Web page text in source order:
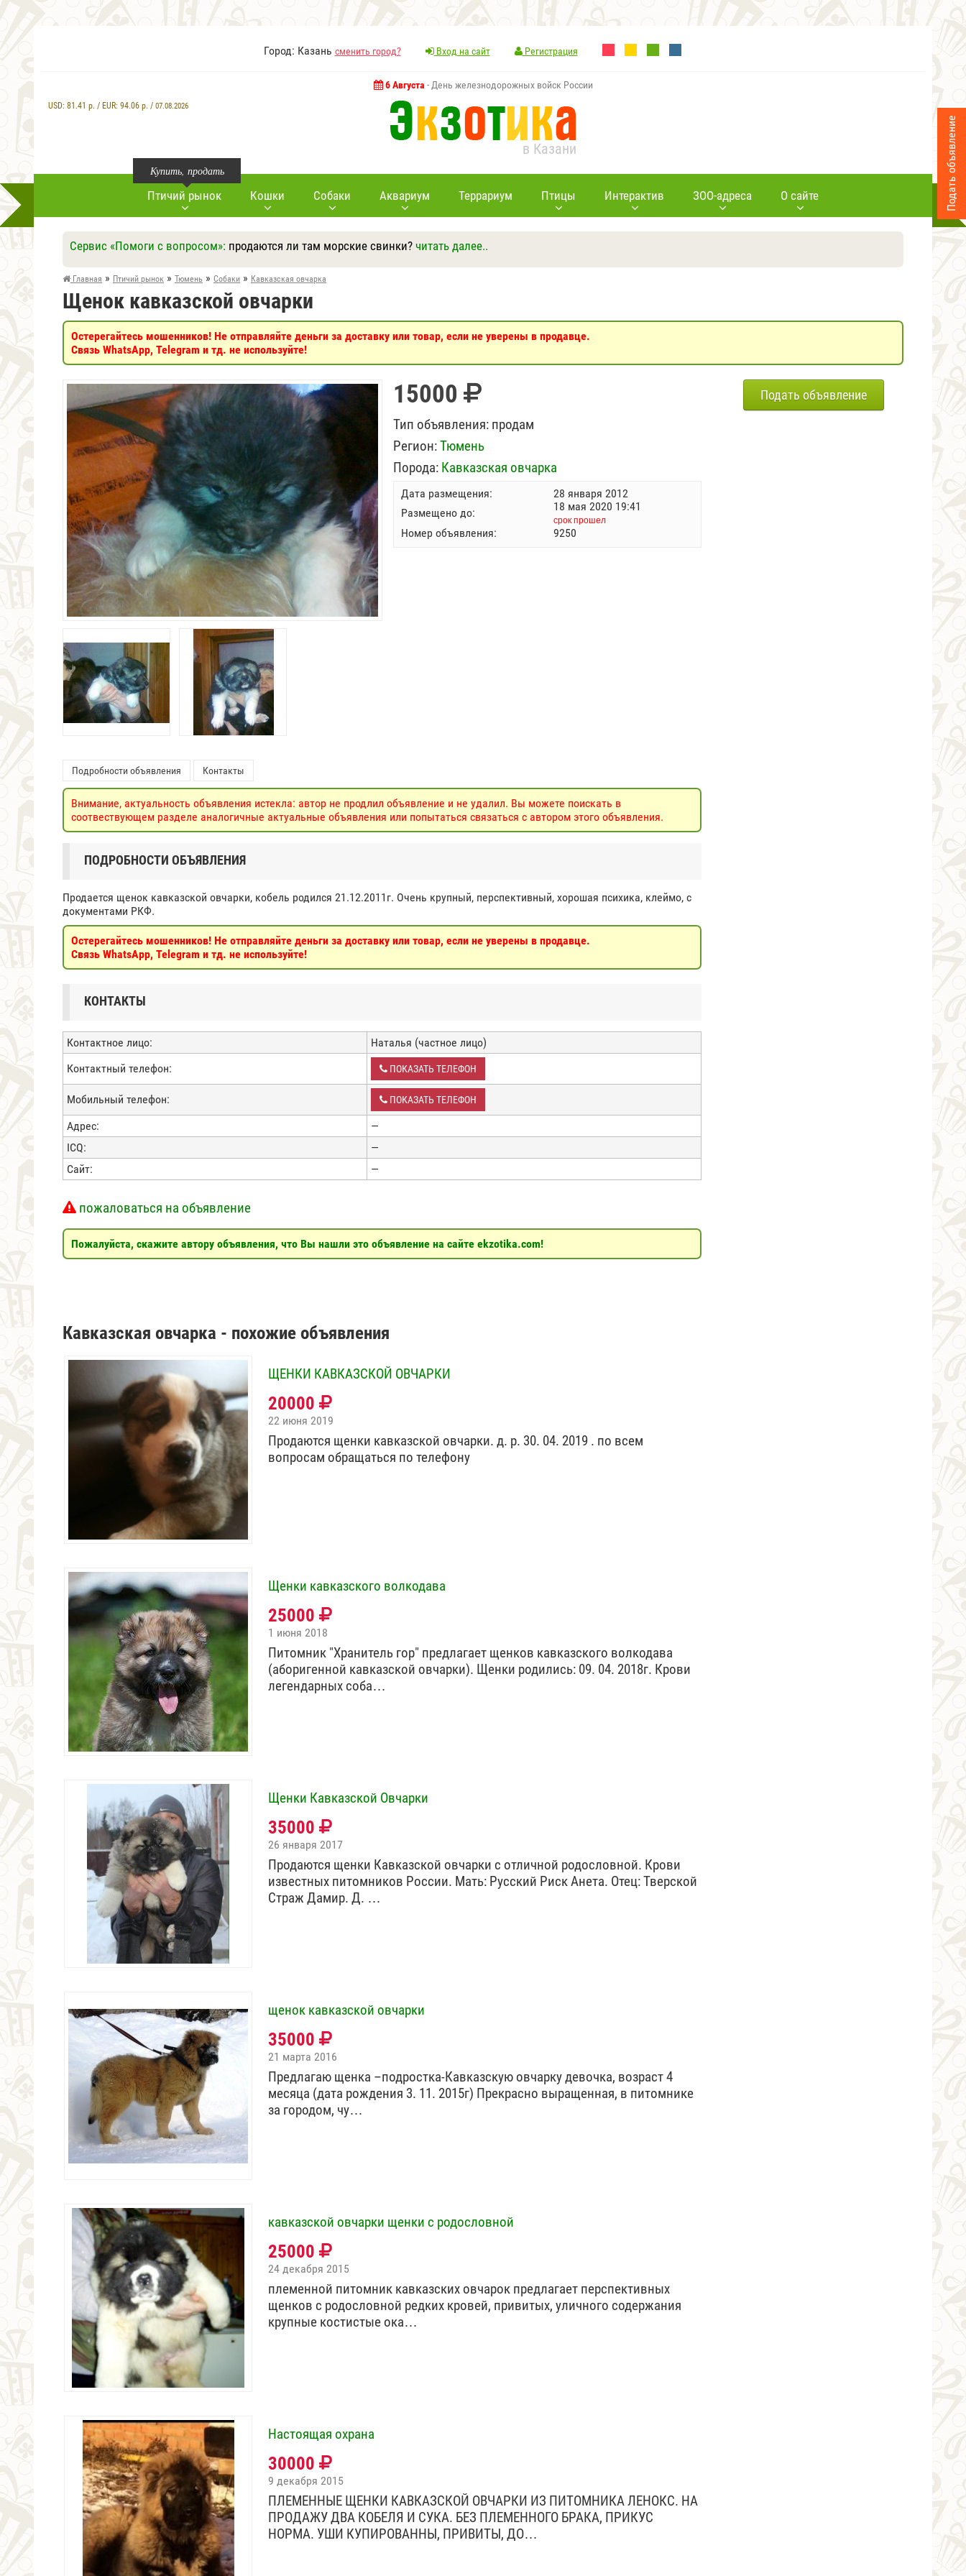
Город: Казань сменить город? Вход на сайт Регистрация
6 Августа - День железнодорожных войск России
USD: 81.41 р. / EUR: 94.06 р. / 07.08.2026
в Казани
Купить, продать
Птичий рынок Кошки Собаки Аквариум Террариум Птицы Интерактив ЗОО-адреса О сайте
Сервис «Помоги с вопросом»: продаются ли там морские свинки? читать далее..
Ответить Другие вопросы
Задать вопрос
Главная » Птичий рынок » Тюмень » Собаки » Кавказская овчарка
Щенок кавказской овчарки
Остерегайтесь мошенников! Не отправляйте деньги за доставку или товар, если не уверены в продавце.
Связь WhatsApp, Telegram и тд. не используйте!
15000
Тип объявления:продам
Регион:Тюмень
Порода: Кавказская овчарка
Дата размещения:
28 января 2012
Размещено до:
18 мая 2020 19:41
срок прошел
Номер объявления: 9250
Подробности объявления Контакты
Внимание, актуальность объявления истекла: автор не продлил объявление и не удалил. Вы можете поискать в
соотвествующем разделе аналогичные актуальные объявления или попытаться связаться с автором этого объявления.
ПОДРОБНОСТИ ОБЪЯВЛЕНИЯ
Продается щенок кавказской овчарки, кобель родился 21.12.2011г. Очень крупный, перспективный, хорошая психика, клеймо, с
документами РКФ.
Остерегайтесь мошенников! Не отправляйте деньги за доставку или товар, если не уверены в продавце.
Связь WhatsApp, Telegram и тд. не используйте!
КОНТАКТЫ
Контактное лицо:
Наталья (частное лицо)
Контактный телефон:
ПОКАЗАТЬ ТЕЛЕФОН
Мобильный телефон: ПОКАЗАТЬ ТЕЛЕФОН
Адрес:
—
ICQ:
—
Сайт:
—
пожаловаться на объявление
Пожалуйста, скажите автору объявления, что Вы нашли это объявление на сайте ekzotika.com!
Кавказская овчарка - похожие объявления
ЩЕНКИ КАВКАЗСКОЙ ОВЧАРКИ
20000
22 июня 2019
Продаются щенки кавказской овчарки. д. р. 30. 04. 2019 . по всем
вопросам обращаться по телефону
Щенки кавказского волкодава
25000
1 июня 2018
Питомник "Хранитель гор" предлагает щенков кавказского волкодава
(аборигенной кавказской овчарки). Щенки родились: 09. 04. 2018г. Крови
легендарных соба…
Щенки Кавказской Овчарки
35000
26 января 2017
Продаются щенки Кавказской овчарки с отличной родословной. Крови
известных питомников России. Мать: Русский Риск Анета. Отец: Тверской
Страж Дамир. Д. …
щенок кавказской овчарки
35000
21 марта 2016
Пpeдлaгaю щенка –подростка-Кавказскую овчарку девочка, вoзpacт 4
мecяцa (дaтa poждeния 3. 11. 2015г) Прекрасно выращенная, в питомнике
за городом, чу…
кавказской овчарки щенки с родословной
25000
24 декабря 2015
племенной питомник кавказских овчарок предлагает перспективных
щенков с родословной редких кровей, привитых, уличного содержания
крупные костистые ока…
Настоящая охрана
30000
9 декабря 2015
ПЛЕМЕННЫЕ ЩЕНКИ КАВКАЗСКОЙ ОВЧАРКИ ИЗ ПИТОМНИКА ЛЕНОКС. НА
ПРОДАЖУ ДВА КОБЕЛЯ И СУКА. БЕЗ ПЛЕМЕННОГО БРАКА, ПРИКУС
НОРМА. УШИ КУПИРОВАННЫ, ПРИВИТЫ, ДО…
Подать объявление
Подать объявление